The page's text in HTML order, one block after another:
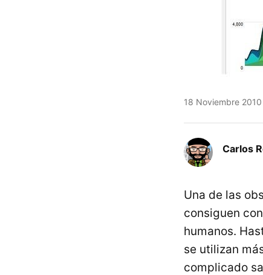
18 Noviembre 2010
Carlos
Una de las
consiguen
humanos.
se utilizan
complicado